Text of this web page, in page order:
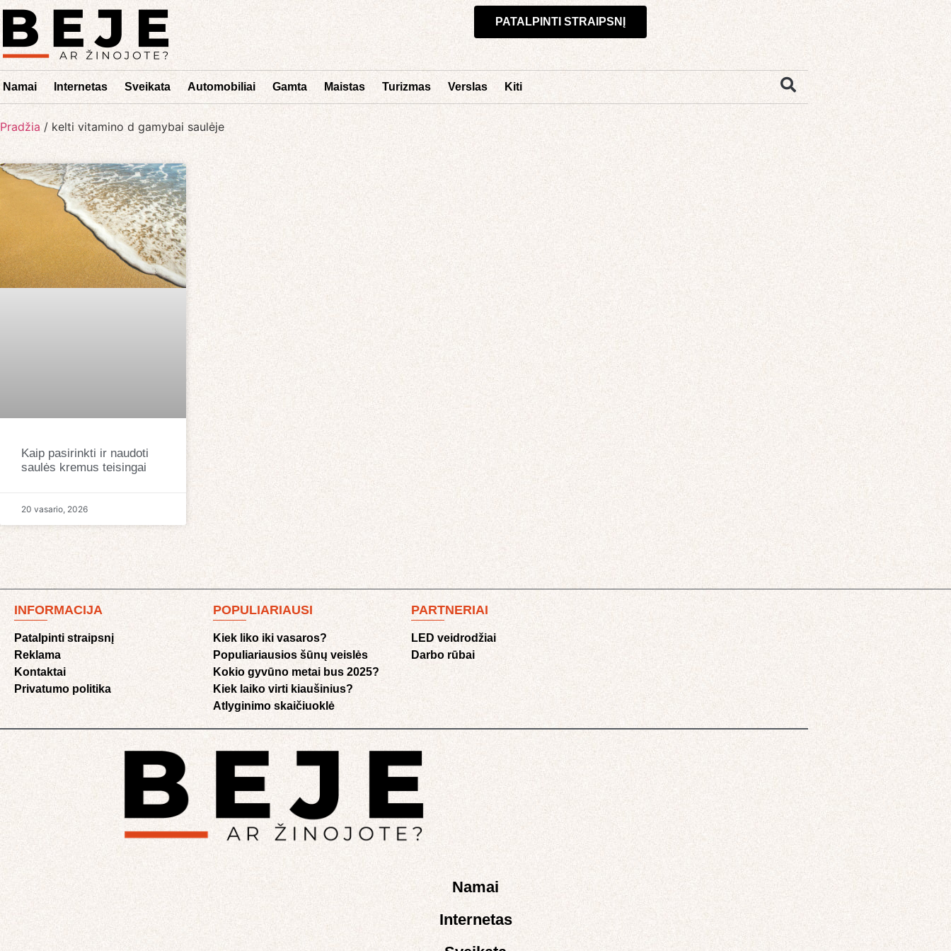
PATALPINTI STRAIPSNĮ
Namai Internetas Sveikata Automobiliai Gamta Maistas Turizmas Verslas Kiti
Pradžia / kelti vitamino d gamybai saulėje
Kaip pasirinkti ir naudoti
saulės kremus teisingai
20 vasario, 2026
INFORMACIJA
Patalpinti straipsnį
Reklama
Kontaktai
Privatumo politika
POPULIARIAUSI
Kiek liko iki vasaros?
Populiariausios šūnų veislės
Kokio gyvūno metai bus 2025?
Kiek laiko virti kiaušinius?
Atlyginimo skaičiuoklė​
PARTNERIAI
LED veidrodžiai
Darbo rūbai
Namai
Internetas